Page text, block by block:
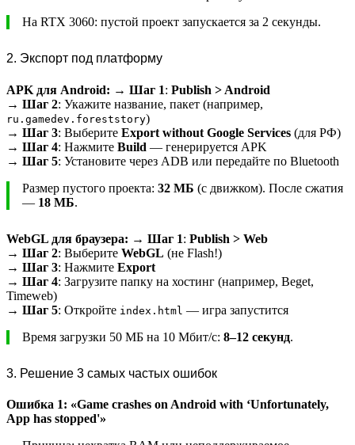
На RTX 3060: пустой проект запускается за 2 секунды.
2. Экспорт под платформу
APK для Android: → Шаг 1: Publish > Android
→ Шаг 2: Укажите название, пакет (например,
ru.gamedev.foreststory)
→ Шаг 3: Выберите Export without Google Services (для РФ)
→ Шаг 4: Нажмите Build — генерируется APK
→ Шаг 5: Установите через ADB или передайте по Bluetooth
Размер пустого проекта: 32 МБ (с движком). После сжатия
— 18 МБ.
WebGL для браузера: → Шаг 1: Publish > Web
→ Шаг 2: Выберите WebGL (не Flash!)
→ Шаг 3: Нажмите Export
→ Шаг 4: Загрузите папку на хостинг (например, Beget,
Timeweb)
→ Шаг 5: Откройте index.html — игра запустится
Время загрузки 50 МБ на 10 Мбит/с: 8–12 секунд.
3. Решение 3 самых частых ошибок
Ошибка 1: «Game crashes on Android with ‘Unfortunately,
App has stopped'»